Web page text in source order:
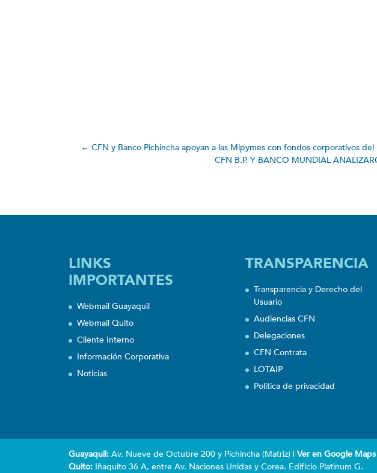
←CFN y Banco Pichincha apoyan a las Mipymes con fondos corporativos del
CFN B.P. Y BANCO MUNDIAL
LINKS
IMPORTANTES
Webmail Guayaquil
Webmail Quito
Cliente Interno
Información Corporativa
Noticias
TRANSPARENCIA
Transparencia y Derecho del
Usuario
Audiencias CFN
Delegaciones
CFN Contrata
LOTAIP
Política de privacidad
Guayaquil: Av. Nueve de Octubre 200 y Pichincha (Matriz) | Ver en Google Maps
Quito: Iñaquito 36 A, entre Av. Naciones Unidas y Corea. Edificio Platinum G.